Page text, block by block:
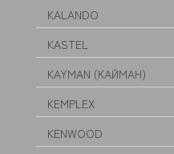
KALANDO
KASTEL
KAYMAN (КАЙМАН)
KEMPLEX
KENWOOD